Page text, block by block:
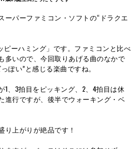
ーパーファミコン・ソフトの“ドラクエ
ピーハミング」です。ファミコンと比べ
多いので、今回取りあげる曲のなかで
ぽい”と感じる楽曲ですね。
1、3拍目をピッキング、2、4拍目は休
進行ですが、後半でウォーキング・ベ
り上がりが絶品です！